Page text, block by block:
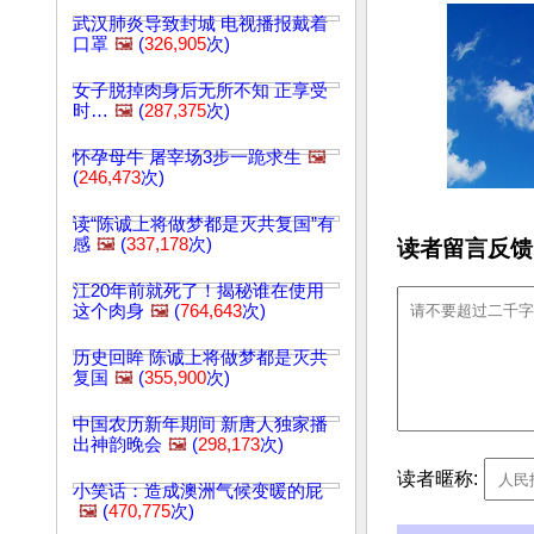
武汉肺炎导致封城 电视播报戴着
口罩 🖼️ (326,905次)
女子脱掉肉身后无所不知 正享受
时… 🖼️ (287,375次)
怀孕母牛 屠宰场3步一跪求生 🖼️
(246,473次)
读“陈诚上将做梦都是灭共复国”有
感 🖼️ (337,178次)
江20年前就死了！揭秘谁在使用
这个肉身 🖼️ (764,643次)
历史回眸 陈诚上将做梦都是灭共
复国 🖼️ (355,900次)
中国农历新年期间 新唐人独家播
出神韵晚会 🖼️ (298,173次)
小笑话：造成澳洲气候变暖的屁
🖼️ (470,775次)
读者留言反
读者暱称: